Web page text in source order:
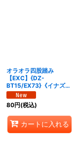
オラオラ四股踏み
【EXC】{DZ-
BT15/EX73}《イナズマ
イレブン》
80円(税込)
カートに入れる